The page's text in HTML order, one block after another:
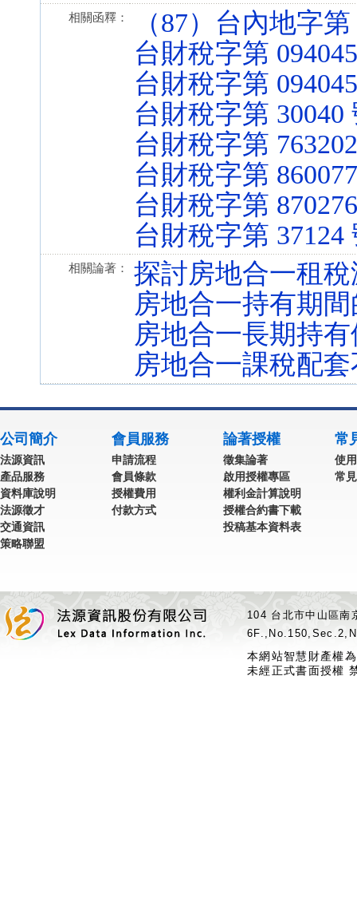
相關函釋：
（87）台內地字
台財稅字第
台財稅字第
台財稅字第 30040
台財稅字第
台財稅字第
台財稅字第
台財稅字第 37124
相關論著：
探討房地合一租
房地合一持有期
房地合一長期持
房地合一課稅配
公司簡介
法源資訊
產品服務
資料庫說明
法源徵才
交通資訊
策略聯盟
會員服務
申請流程
會員條款
授權費用
付款方式
論著授權
徵集論著
啟用授權專區
權利金計算說明
授權合約書下載
投稿基本資料表
常
使
常
104 台北市中山區
本網站智慧財產權
未經正式書面授權